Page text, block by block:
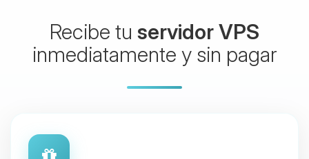
Recibe tu servidor VPS
inmediatamente y sin pagar